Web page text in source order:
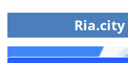
Ria.city